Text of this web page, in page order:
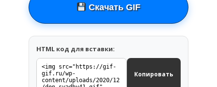
Скачать GIF
HTML код для вставки:
Копировать